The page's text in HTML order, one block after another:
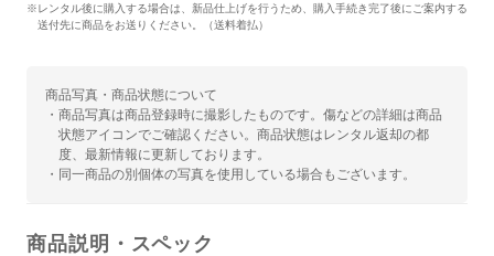
※レンタル後に購入する場合は、新品仕上げを行うため、購入手続き完了後にご案内する
送付先に商品をお送りください。（送料着払）
商品写真・商品状態について
・商品写真は商品登録時に撮影したものです。傷などの詳細は商品
状態アイコンでご確認ください。商品状態はレンタル返却の都
度、最新情報に更新しております。
・同一商品の別個体の写真を使用している場合もございます。
商品説明・スペック